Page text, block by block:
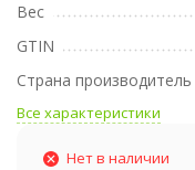
Вес
GTIN
Страна производитель
Все характеристики
Нет в наличии